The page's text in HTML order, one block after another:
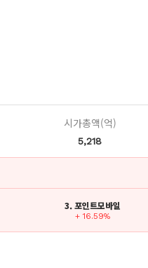
시가총액(억)
5,218
3. 포인트모바일
+ 16.59%